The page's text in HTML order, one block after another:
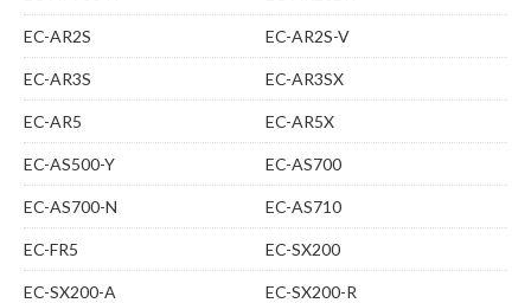
EC-AR2S EC-AR2S-V
EC-AR3S EC-AR3SX
EC-AR5 EC-AR5X
EC-AS500-Y EC-AS700
EC-AS700-N EC-AS710
EC-FR5 EC-SX200
EC-SX200-A EC-SX200-R